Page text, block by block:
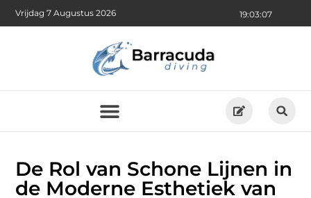
19:03:08
Vrijdag 7 Augustus 2026
De Rol van Schone Lijnen in
de Moderne Esthetiek van